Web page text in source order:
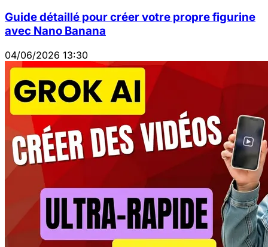
Guide détaillé pour créer votre propre figurine
avec Nano Banana
04/06/2026 13:30